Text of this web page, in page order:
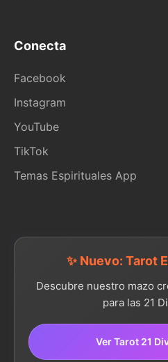
Conecta
Facebook
Instagram
YouTube
TikTok
Temas Espirituales App
✨ Nuevo: Tarot
Descubre nuestro mazo
para las 21
Ver Tarot 21